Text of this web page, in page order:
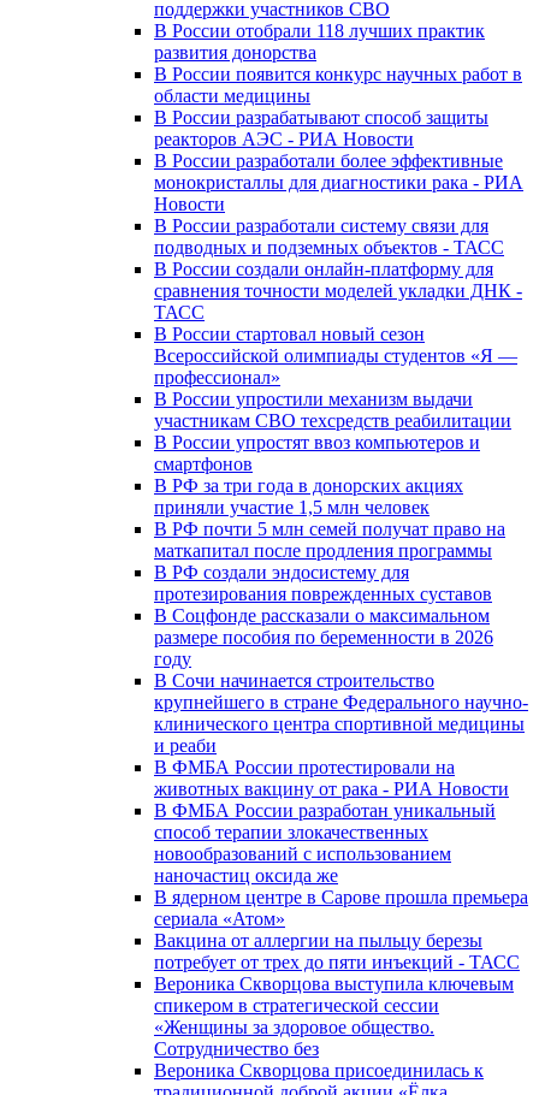
поддержки участников СВО
В России отобрали 118 лучших практик
развития донорства
В России появится конкурс научных работ в
области медицины
В России разрабатывают способ защиты
реакторов АЭС - РИА Новости
В России разработали более эффективные
монокристаллы для диагностики рака - РИА
Новости
В России разработали систему связи для
подводных и подземных объектов - ТАСС
В России создали онлайн-платформу для
сравнения точности моделей укладки ДНК -
ТАСС
В России стартовал новый сезон
Всероссийской олимпиады студентов «Я —
профессионал»
В России упростили механизм выдачи
участникам СВО техсредств реабилитации
В России упростят ввоз компьютеров и
смартфонов
В РФ за три года в донорских акциях
приняли участие 1,5 млн человек
В РФ почти 5 млн семей получат право на
маткапитал после продления программы
В РФ создали эндосистему для
протезирования поврежденных суставов
В Соцфонде рассказали о максимальном
размере пособия по беременности в 2026
году
В Сочи начинается строительство
крупнейшего в стране Федерального научно-
клинического центра спортивной медицины
и реаби
В ФМБА России протестировали на
животных вакцину от рака - РИА Новости
В ФМБА России разработан уникальный
способ терапии злокачественных
новообразований с использованием
наночастиц оксида же
В ядерном центре в Сарове прошла премьера
сериала «Атом»
Вакцина от аллергии на пыльцу березы
потребует от трех до пяти инъекций - ТАСС
Вероника Скворцова выступила ключевым
спикером в стратегической сессии
«Женщины за здоровое общество.
Сотрудничество без
Вероника Скворцова присоединилась к